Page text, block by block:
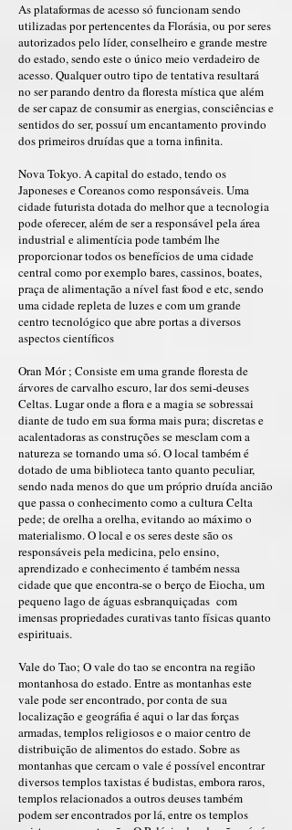
As plataformas de acesso só funcionam sendo
utilizadas por pertencentes da Florásia, ou por seres
autorizados pelo líder, conselheiro e grande mestre
do estado, sendo este o único meio verdadeiro de
acesso. Qualquer outro tipo de tentativa resultará
no ser parando dentro da floresta mística que além
de ser capaz de consumir as energias, consciências e
sentidos do ser, possuí um encantamento provindo
dos primeiros druídas que a torna infinita.
Nova Tokyo. A capital do estado, tendo os
Japoneses e Coreanos como responsáveis. Uma
cidade futurista dotada do melhor que a tecnologia
pode oferecer, além de ser a responsável pela área
industrial e alimentícia pode também lhe
proporcionar todos os benefícios de uma cidade
central como por exemplo bares, cassinos, boates,
praça de alimentação a nível fast food e etc, sendo
uma cidade repleta de luzes e com um grande
centro tecnológico que abre portas a diversos
aspectos científicos
Oran Mór ; Consiste em uma grande floresta de
árvores de carvalho escuro, lar dos semi-deuses
Celtas. Lugar onde a flora e a magia se sobressai
diante de tudo em sua forma mais pura; discretas e
acalentadoras as construções se mesclam com a
natureza se tornando uma só. O local também é
dotado de uma biblioteca tanto quanto peculiar,
sendo nada menos do que um próprio druída ancião
que passa o conhecimento como a cultura Celta
pede; de orelha a orelha, evitando ao máximo o
materialismo. O local e os seres deste são os
responsáveis pela medicina, pelo ensino,
aprendizado e conhecimento é também nessa
cidade que que encontra-se o berço de Eiocha, um
pequeno lago de águas esbranquiçadas com
imensas propriedades curativas tanto físicas quanto
espirituais.
Vale do Tao; O vale do tao se encontra na região
montanhosa do estado. Entre as montanhas este
vale pode ser encontrado, por conta de sua
localização e geográfia é aqui o lar das forças
armadas, templos religiosos e o maior centro de
distribuição de alimentos do estado. Sobre as
montanhas que cercam o vale é possível encontrar
diversos templos taxistas é budistas, embora raros,
templos relacionados a outros deuses também
podem ser encontrados por lá, entre os templos